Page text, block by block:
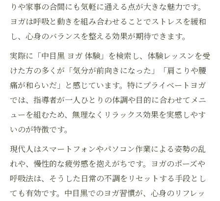
りや家事の合間にも気軽に通える点が大きな魅力です。
ヨガは呼吸と動きを組み合わせることでストレスを緩和
し、心身のバランスを整える効果が期待できます。
実際に「中目黒 ヨガ 体験」を検索し、体験レッスンを受
けた方の多くが「気分が前向きになった」「肩こりや腰
痛が和らいだ」と感じています。特にプライベートヨガ
では、指導者が一人ひとりの体調や目的に合わせてメニ
ューを組むため、無理なくリラックス効果を実感しやす
いのが特徴です。
現代人はスマートフォンやパソコン作業による姿勢の乱
れや、慢性的な疲労感を抱えがちです。ヨガのポーズや
呼吸法は、そうした日常の不調をリセットする手段とし
ても有効です。中目黒でのヨガ習慣が、心身のリフレッ